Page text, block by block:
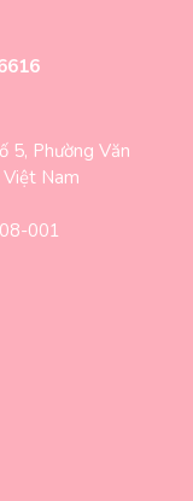
5, Phường Văn
Nam
001